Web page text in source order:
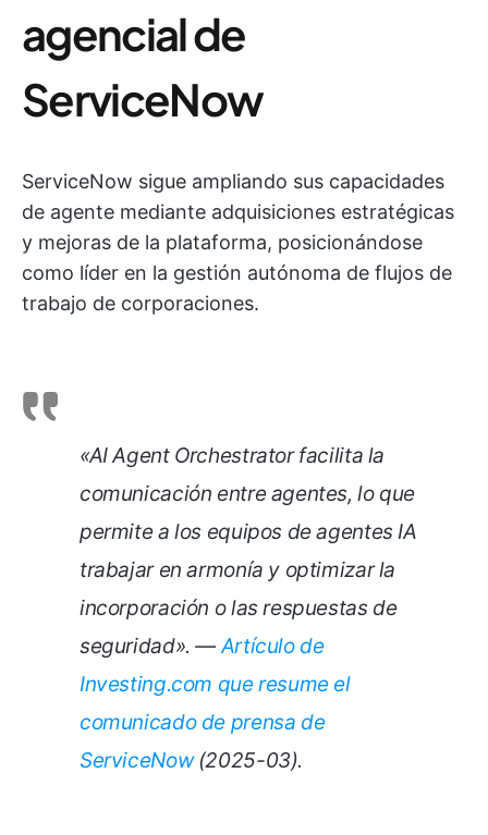
agencial de
ServiceNow
ServiceNow sigue ampliando sus capacidades
de agente mediante adquisiciones estratégicas
y mejoras de la plataforma, posicionándose
como líder en la gestión autónoma de flujos de
trabajo de corporaciones.
«AI Agent Orchestrator facilita la
comunicación entre agentes, lo que
permite a los equipos de agentes IA
trabajar en armonía y optimizar la
incorporación o las respuestas de
seguridad». —Artículo de
Investing.com que resume el
comunicado de prensa de
ServiceNow(2025-03).